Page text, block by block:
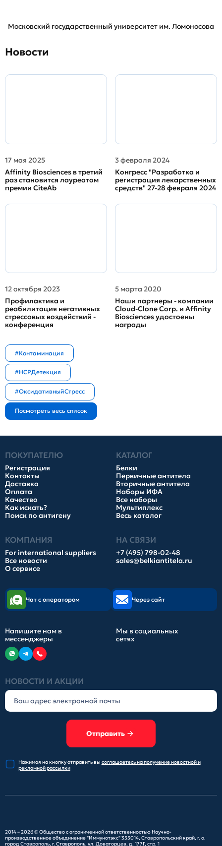
Московский государственный университет им. Ломоносова
Новости
17 мая 2025
Affinity Biosciences в третий
раз становится лауреатом
премии CiteAb
3 февраля 2024
Конгресс "Разработка и
регистрация лекарственных
средств" 27-28 февраля 2024
12 октября 2023
Профилактика и
реабилитация негативных
стрессовых воздействий -
конференция
5 марта 2020
Наши партнеры - компании
Cloud-Clone Corp. и Affinity
Biosciences удостоены
награды
#Контаминация
#HCPДетекция
#ОксидативныйСтресс
ПОКУПАТЕЛЮ
Регистрация
Контакты
Доставка
Оплата
Качество
Как искать?
Поиск по антигену
КАТАЛОГ
Белки
Первичные антитела
Вторичные антитела
Наборы ИФА
Все наборы
Мультиплекс
Весь каталог
КОМПАНИЯ
For international suppliers
Все новости
О сервисе
НА СВЯЗИ
+7 (495) 798-02-48
sales@belkiantitela.ru
НОВОСТИ И АКЦИИ
Отправить
Нажимая на кнопку отправитьвы соглашаетесь на получениеновостной и
рекламной рассылки
Чат с оператором Через сайт
Напишите нам в
мессенджеры
Мы в социальных
сетях
2014 – 2026 ©Общество с ограниченной ответственностью Научно-
производственное объединение "Иммунотэкс"355014, Ставропольский край, г. о.
город Ставрополь, г. Ставрополь, ул. Доваторцев, д. 177Г, стр. 1